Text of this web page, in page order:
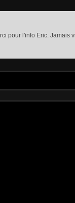
pour l'info Eric. Jamais